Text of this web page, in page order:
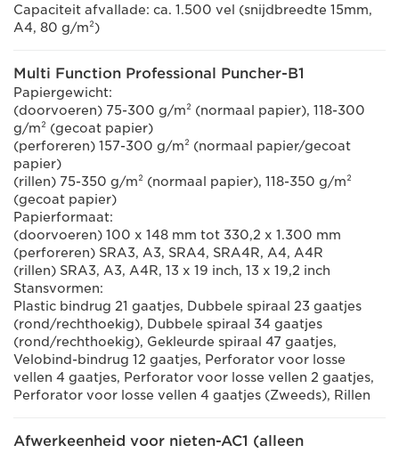
Capaciteit afvallade: ca. 1.500 vel (snijdbreedte 15mm,
A4, 80 g/m²)
Multi Function Professional Puncher-B1
Papiergewicht:
(doorvoeren) 75-300 g/m² (normaal papier), 118-300
g/m² (gecoat papier)
(perforeren) 157-300 g/m² (normaal papier/gecoat
papier)
(rillen) 75-350 g/m² (normaal papier), 118-350 g/m²
(gecoat papier)
Papierformaat:
(doorvoeren) 100 x 148 mm tot 330,2 x 1.300 mm
(perforeren) SRA3, A3, SRA4, SRA4R, A4, A4R
(rillen) SRA3, A3, A4R, 13 x 19 inch, 13 x 19,2 inch
Stansvormen:
Plastic bindrug 21 gaatjes, Dubbele spiraal 23 gaatjes
(rond/rechthoekig), Dubbele spiraal 34 gaatjes
(rond/rechthoekig), Gekleurde spiraal 47 gaatjes,
Velobind-bindrug 12 gaatjes, Perforator voor losse
vellen 4 gaatjes, Perforator voor losse vellen 2 gaatjes,
Perforator voor losse vellen 4 gaatjes (Zweeds), Rillen
Afwerkeenheid voor nieten-AC1 (alleen